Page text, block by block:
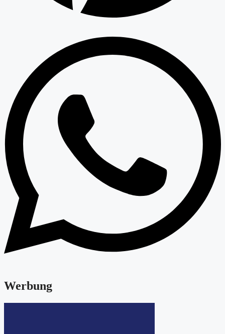
Werbung